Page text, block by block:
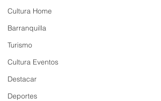
Cultura Home
Barranquilla
Turismo
Cultura Eventos
Destacar
Deportes